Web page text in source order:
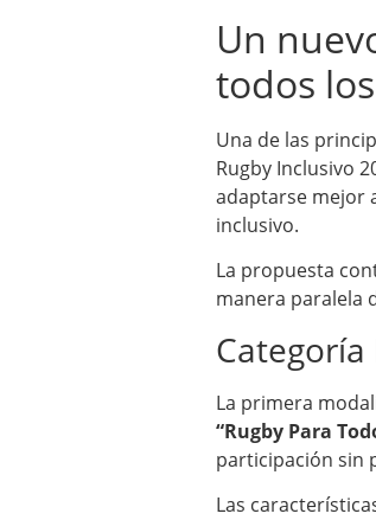
Un
todos
Una de las
Rugby Inclusivo
adaptarse mejor
inclusivo.
La propuesta
manera paralela
Categoría
La primera
“Rugby Para
participación sin
Las